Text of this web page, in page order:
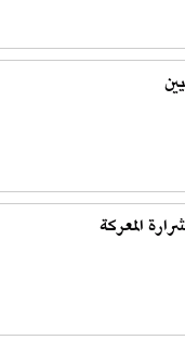
المعركة